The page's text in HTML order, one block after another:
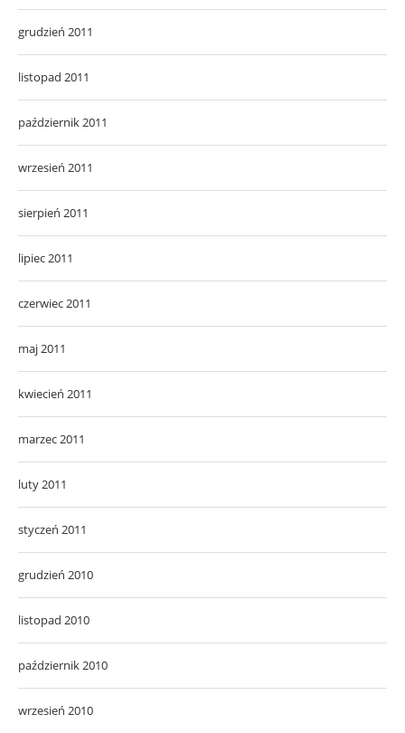
grudzień 2011
listopad 2011
październik 2011
wrzesień 2011
sierpień 2011
lipiec 2011
czerwiec 2011
maj 2011
kwiecień 2011
marzec 2011
luty 2011
styczeń 2011
grudzień 2010
listopad 2010
październik 2010
wrzesień 2010